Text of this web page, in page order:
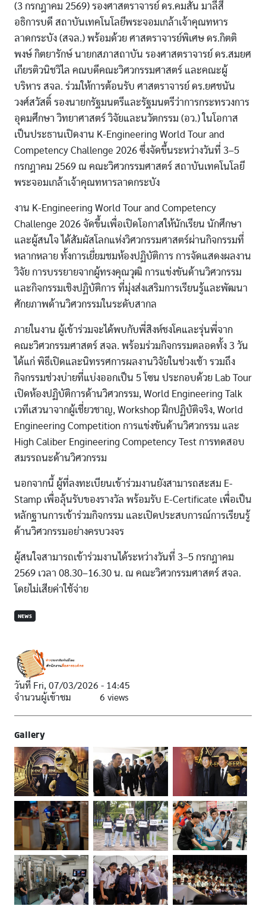
(3 กรกฎาคม 2569) รองศาสตราจารย์ ดร.คมสัน มาลีสี
อธิการบดี สถาบันเทคโนโลยีพระจอมเกล้าเจ้าคุณทหาร
ลาดกระบัง (สจล.) พร้อมด้วย ศาสตราจารย์พิเศษ ดร.กิตติ
พงษ์ กิตยารักษ์ นายกสภาสถาบัน รองศาสตราจารย์ ดร.สมยศ
เกียรติวนิชวิไล คณบดีคณะวิศวกรรมศาสตร์ และคณะผู้
บริหาร สจล. ร่วมให้การต้อนรับ ศาสตราจารย์ ดร.ยศชนัน
วงศ์สวัสดิ์ รองนายกรัฐมนตรีและรัฐมนตรีว่าการกระทรวงการ
อุดมศึกษา วิทยาศาสตร์ วิจัยและนวัตกรรม (อว.) ในโอกาส
เป็นประธานเปิดงาน K-Engineering World Tour and
Competency Challenge 2026 ซึ่งจัดขึ้นระหว่างวันที่ 3–5
กรกฎาคม 2569 ณ คณะวิศวกรรมศาสตร์ สถาบันเทคโนโลยี
พระจอมเกล้าเจ้าคุณทหารลาดกระบัง
งาน K-Engineering World Tour and Competency
Challenge 2026 จัดขึ้นเพื่อเปิดโอกาสให้นักเรียน นักศึกษา
และผู้สนใจ ได้สัมผัสโลกแห่งวิศวกรรมศาสตร์ผ่านกิจกรรมที่
หลากหลาย ทั้งการเยี่ยมชมห้องปฏิบัติการ การจัดแสดงผลงาน
วิจัย การบรรยายจากผู้ทรงคุณวุฒิ การแข่งขันด้านวิศวกรรม
และกิจกรรมเชิงปฏิบัติการ ที่มุ่งส่งเสริมการเรียนรู้และพัฒนา
ศักยภาพด้านวิศวกรรมในระดับสากล
ภายในงาน ผู้เข้าร่วมจะได้พบกับพี่สิงห์ชงโคและรุ่นพี่จาก
คณะวิศวกรรมศาสตร์ สจล. พร้อมร่วมกิจกรรมตลอดทั้ง 3 วัน
ได้แก่ พิธีเปิดและนิทรรศการผลงานวิจัยในช่วงเช้า รวมถึง
กิจกรรมช่วงบ่ายที่แบ่งออกเป็น 5 โซน ประกอบด้วย Lab Tour
เปิดห้องปฏิบัติการด้านวิศวกรรม, World Engineering Talk
เวทีเสวนาจากผู้เชี่ยวชาญ, Workshop ฝึกปฏิบัติจริง, World
Engineering Competition การแข่งขันด้านวิศวกรรม และ
High Caliber Engineering Competency Test การทดสอบ
สมรรถนะด้านวิศวกรรม
นอกจากนี้ ผู้ที่ลงทะเบียนเข้าร่วมงานยังสามารถสะสม E-
Stamp เพื่อลุ้นรับของรางวัล พร้อมรับ E-Certificate เพื่อเป็น
หลักฐานการเข้าร่วมกิจกรรม และเปิดประสบการณ์การเรียนรู้
ด้านวิศวกรรมอย่างครบวงจร
ผู้สนใจสามารถเข้าร่วมงานได้ระหว่างวันที่ 3–5 กรกฎาคม
2569 เวลา 08.30–16.30 น. ณ คณะวิศวกรรมศาสตร์ สจล.
โดยไม่เสียค่าใช้จ่าย
NEWS
วันที่ Fri, 07/03/2026 - 14:45
จำนวนผู้เข้าชม
6 views
Gallery